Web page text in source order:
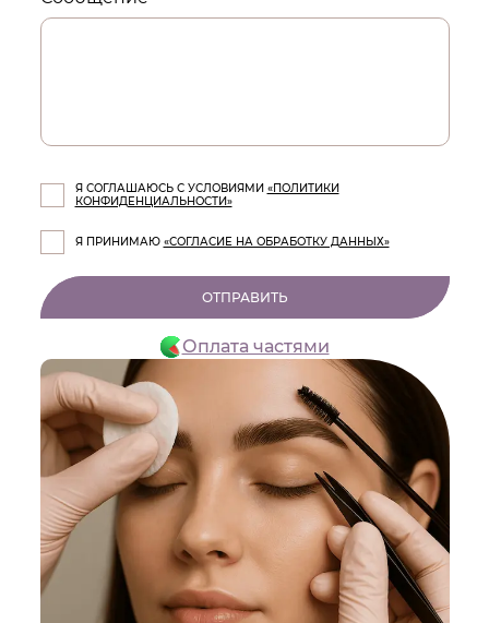
Я СОГЛАШАЮСЬ С УСЛОВИЯМИ «ПОЛИТИКИ
КОНФИДЕНЦИАЛЬНОСТИ»
Я ПРИНИМАЮ «СОГЛАСИЕ НА ОБРАБОТКУ ДАННЫХ»
ОТПРАВИТЬ
Оплата частями